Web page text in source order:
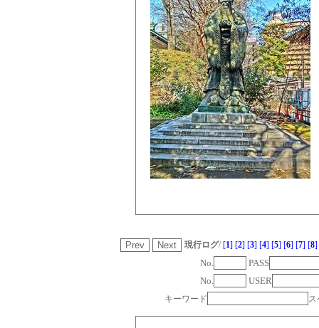
現行ログ/ [1] [2] [3] [4] [5] [6] [7] [8]
No.
PASS
No.
USER
キーワード